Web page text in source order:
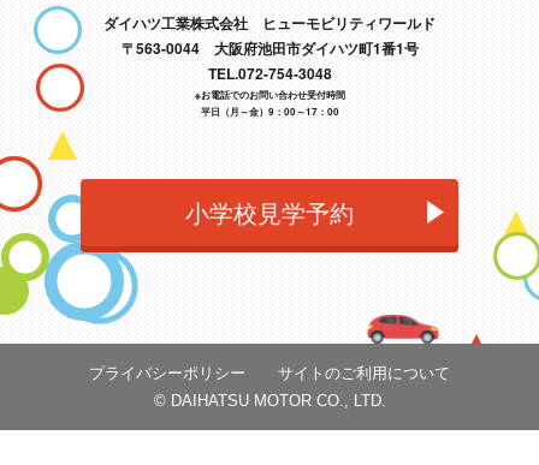
ダイハツ工業株式会社 ヒューモビリティワールド
〒563-0044 大阪府池田市ダイハツ町1番1号
TEL.072-754-3048
※お電話でのお問い合わせ受付時間
平日（月～金）9：00～17：00
小学校見学予約
プライバシーポリシー
サイトのご利用について
© DAIHATSU MOTOR CO., LTD.